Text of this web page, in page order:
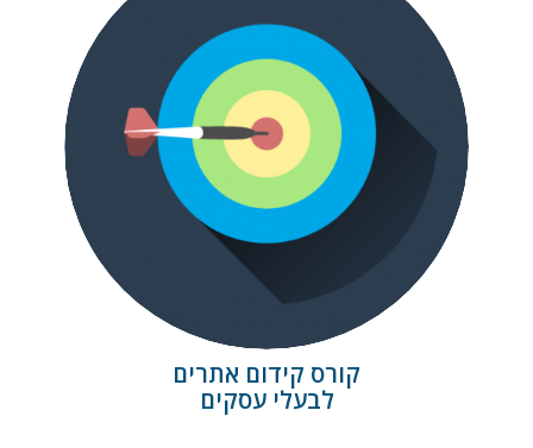
קורס קידום אתרים
קורס קידום אתרים
לבעלי עסקים